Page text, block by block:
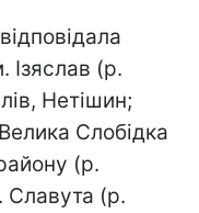
(р.
Нетішин;
Слобідка
(р.
(р.